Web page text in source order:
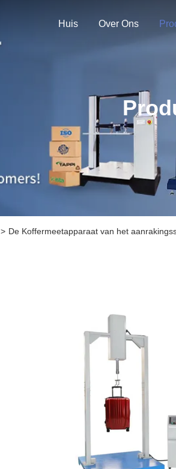
Huis Over Ons
> De Koffermeetapparaat van het